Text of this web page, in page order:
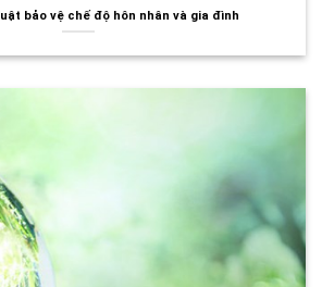
bảo vệ chế độ hôn nhân và gia đình